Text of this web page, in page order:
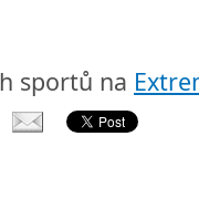
sportů na